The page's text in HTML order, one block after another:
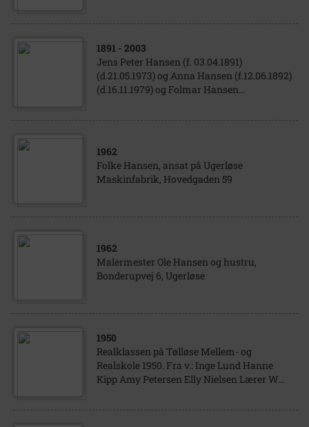
1891 - 2003
Jens Peter Hansen (f. 03.04.1891)
(d.21.05.1973) og Anna Hansen (f.12.06.1892)
(d.16.11.1979) og Folmar Hansen...
1962
Folke Hansen, ansat på Ugerløse
Maskinfabrik, Hovedgaden 59
1962
Malermester Ole Hansen og hustru,
Bonderupvej 6, Ugerløse
1950
Realklassen på Tølløse Mellem- og
Realskole 1950. Fra v.: Inge Lund Hanne
Kipp Amy Petersen Elly Nielsen Lærer W...